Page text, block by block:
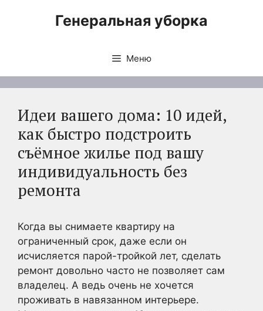
Генеральная уборка
Меню
Идеи вашего дома: 10 идей,
как быстро подстроить
съёмное жилье под вашу
индивидуальность без
ремонта
Когда вы снимаете квартиру на
ограниченный срок, даже если он
исчисляется парой-тройкой лет, сделать
ремонт довольно часто не позволяет сам
владелец. А ведь очень не хочется
проживать в навязанном интерьере.